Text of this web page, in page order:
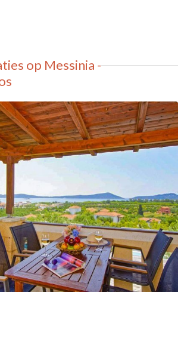
op Messinia -